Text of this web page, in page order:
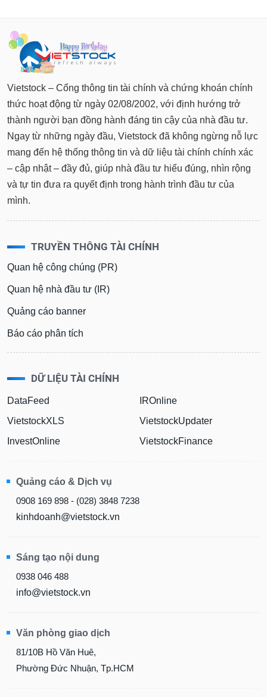
Vietstock – Cổng thông tin tài chính và chứng khoán chính
thức hoạt động từ ngày 02/08/2002, với định hướng trở
thành người bạn đồng hành đáng tin cậy của nhà đầu tư.
Ngay từ những ngày đầu, Vietstock đã không ngừng nỗ lực
mang đến hệ thống thông tin và dữ liệu tài chính chính xác
– cập nhật – đầy đủ, giúp nhà đầu tư hiểu đúng, nhìn rộng
và tự tin đưa ra quyết định trong hành trình đầu tư của
mình.
TRUYỀN THÔNG TÀI CHÍNH
Quan hệ công chúng (PR)
Quan hệ nhà đầu tư (IR)
Quảng cáo banner
Báo cáo phân tích
DỮ LIỆU TÀI CHÍNH
DataFeed
VietstockXLS
InvestOnline
IROnline
VietstockUpdater
VietstockFinance
Quảng cáo & Dịch vụ
0908 169 898 - (028) 3848 7238
kinhdoanh@vietstock.vn
Sáng tạo nội dung
0938 046 488
info@vietstock.vn
Văn phòng giao dịch
81/10B Hồ Văn Huê,
Phường Đức Nhuận, Tp.HCM